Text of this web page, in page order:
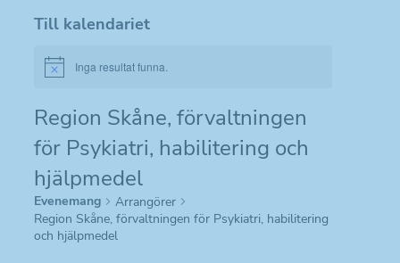
Till kalendariet
Notice Inga resultat funna.
Region Skåne, förvaltningen
för Psykiatri, habilitering och
hjälpmedel
Evenemang
Arrangörer
Region Skåne, förvaltningen för Psykiatri, habilitering
och hjälpmedel